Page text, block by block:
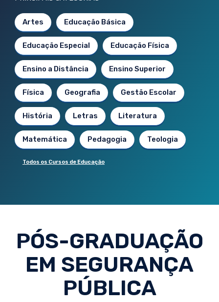
Artes Educação Básica
Educação Especial Educação Física
Ensino a Distância Ensino Superior
Física Geografia Gestão Escolar
História Letras Literatura
Matemática Pedagogia Teologia
Todos os Cursos de Educação
PÓS-GRADUAÇÃO
EM SEGURANÇA
PÚBLICA